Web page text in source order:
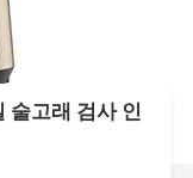
술고래 검사 인